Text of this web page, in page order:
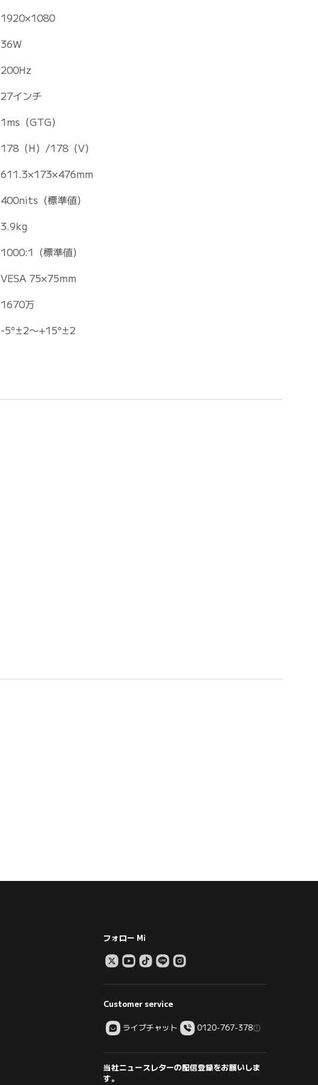
1920×1080
36W
200Hz
27インチ
1ms（GTG）
178（H）/178（V）
611.3×173×476mm
400nits（標準値）
3.9kg
1000:1（標準値）
VESA 75×75mm
1670万
-5°±2～+15°±2
フォロー Mi
Customer service
ライブチャット 0120-767-378
当社ニュースレターの配信登録をお願いしま
す。